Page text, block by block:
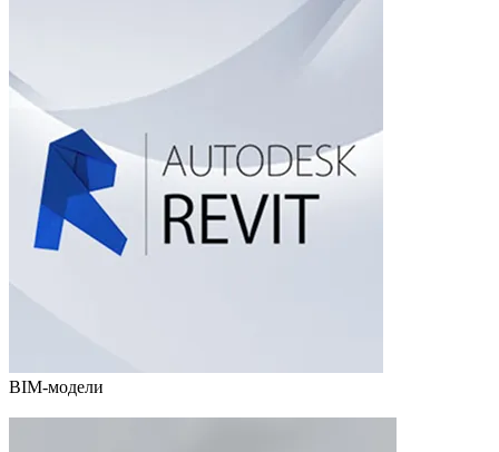
BIM-модели